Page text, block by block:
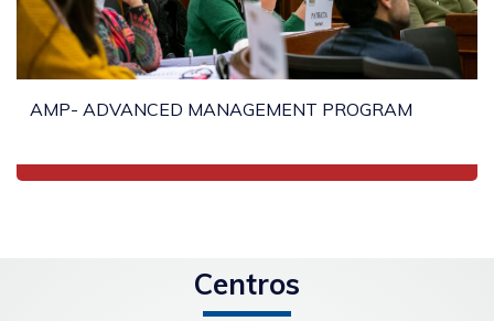
AMP- ADVANCED MANAGEMENT PROGRAM
Centros